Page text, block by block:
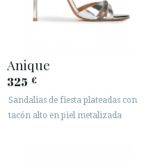
Anique
325 €
Sandalias de fiesta plateadas con
tacón alto en piel metalizada